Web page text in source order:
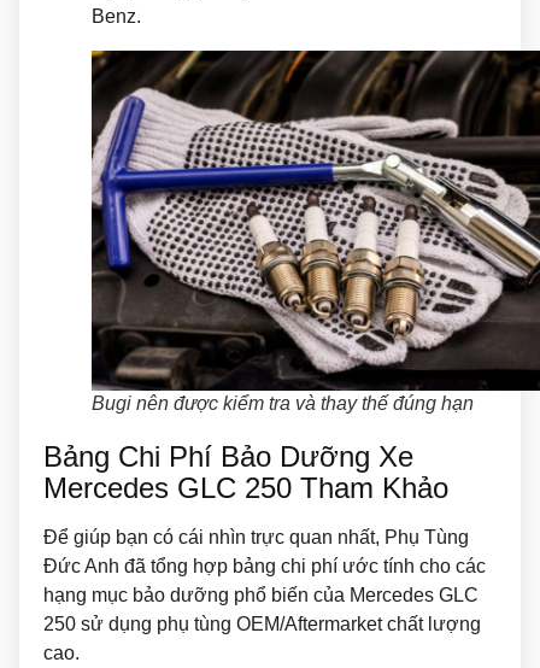
Benz.
Bugi nên được kiểm tra và thay thế đúng hạn
Bảng Chi Phí Bảo Dưỡng Xe
Mercedes GLC 250 Tham Khảo
Để giúp bạn có cái nhìn trực quan nhất, Phụ Tùng
Đức Anh đã tổng hợp bảng chi phí ước tính cho các
hạng mục bảo dưỡng phổ biến của Mercedes GLC
250 sử dụng phụ tùng OEM/Aftermarket chất lượng
cao.